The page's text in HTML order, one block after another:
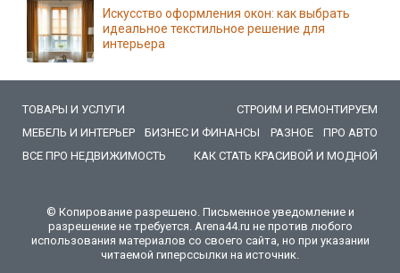
Искусство оформления окон: как выбрать
идеальное текстильное решение для
интерьера
ТОВАРЫ И УСЛУГИ
СТРОИМ И РЕМОНТИРУЕМ
МЕБЕЛЬ И ИНТЕРЬЕР
БИЗНЕС И ФИНАНСЫ РАЗНОЕ
ПРО АВТО
ВСЕ ПРО НЕДВИЖИМОСТЬ
КАК СТАТЬ КРАСИВОЙ И МОДНОЙ
© Копирование разрешено. Письменное уведомление и
разрешение не требуется. Arena44.ru не против любого
использования материалов со своего сайта, но при указании
читаемой гиперссылки на источник.